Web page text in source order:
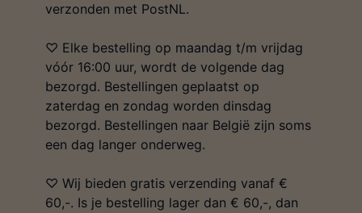
verzonden met PostNL.
♡ Elke bestelling op maandag t/m vrijdag
vóór 16:00 uur, wordt de volgende dag
bezorgd. Bestellingen geplaatst op
zaterdag en zondag worden dinsdag
bezorgd. Bestellingen naar België zijn soms
een dag langer onderweg.
♡ Wij bieden gratis verzending vanaf €
60,-. Is je bestelling lager dan € 60,-, dan